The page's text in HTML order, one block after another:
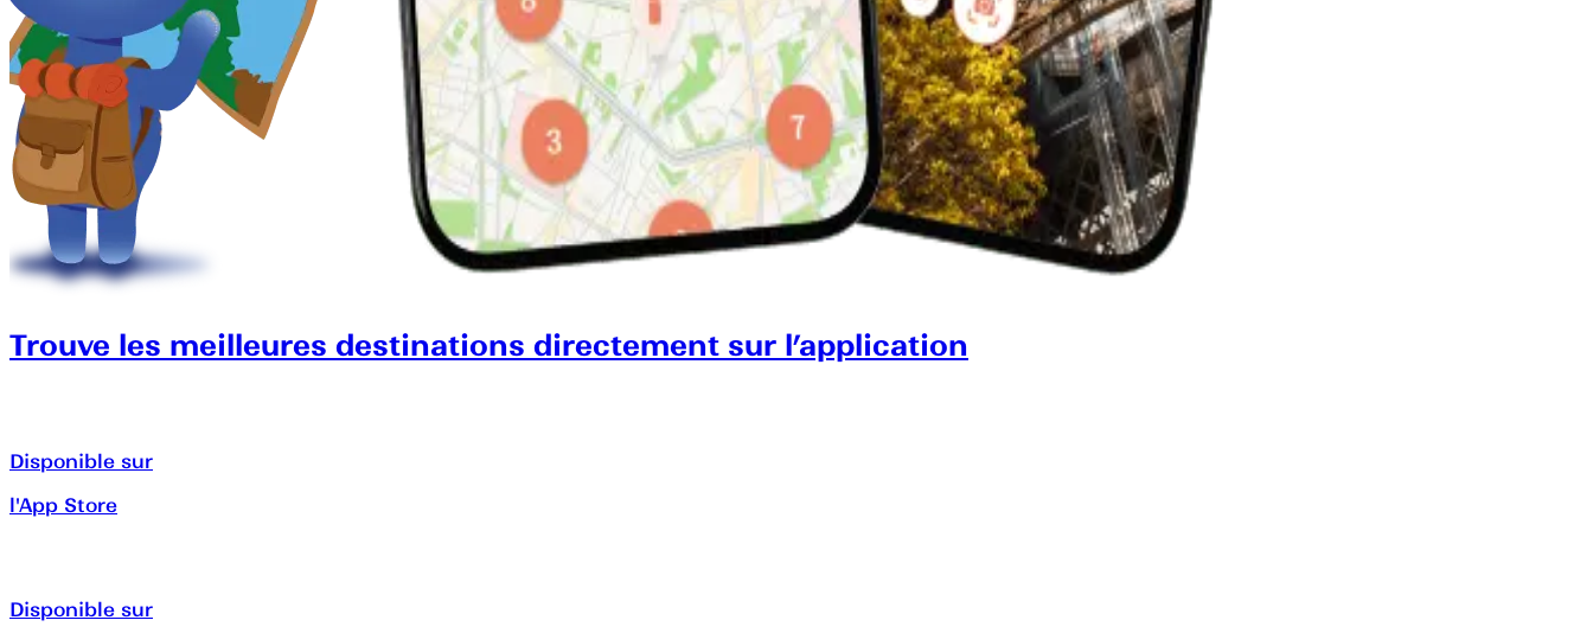
Trouve les meilleures destinations directement sur l’application
Disponible sur
l'App Store
Disponible sur